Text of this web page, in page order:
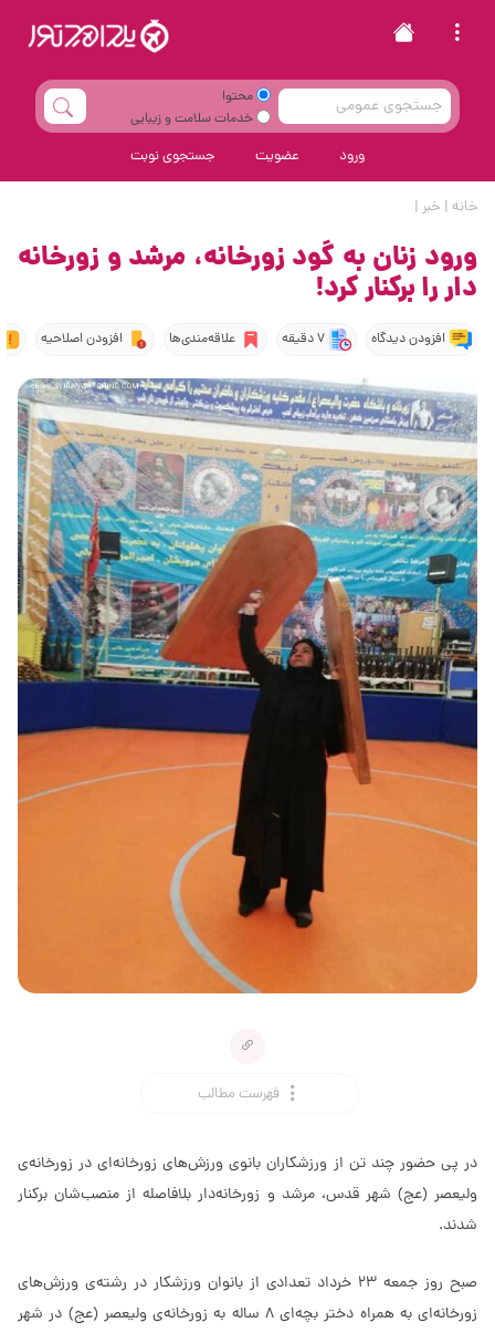
محتوا
خدمات سلامت و زیبایی
ورود عضویت جستجوی نوبت
خانه | خبر |
ورود زنان به گود زورخانه، مرشد و زورخانه
دار را برکنار کرد!
افزودن دیدگاه 7 دقیقه علاقه‌مندی‌ها افزودن اصلاحیه
فهرست مطالب
در پی حضور چند تن از ورزشکاران بانوی ورزش‌های زورخانه‌ای در زورخانه‌ی
ولیعصر (عج) شهر قدس، مرشد و زورخانه‌دار بلافاصله از منصب‌شان برکنار
شدند.
صبح روز جمعه 23 خرداد تعدادی از بانوان ورزشکار در رشته‌ی ورزش‌های
زورخانه‌ای به همراه دختر بچه‌ای 8 ساله‌ به زورخانه‌ی ولیعصر (عج) در شهر